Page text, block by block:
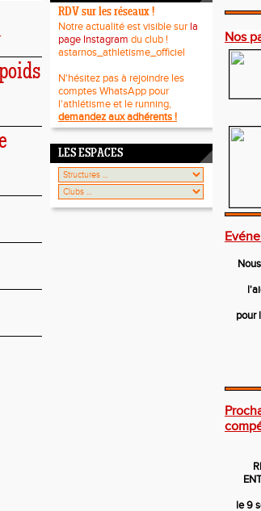
RDV sur les réseaux !
Notre actualité est visible sur la
page Instagram du club !
astarnos_athletisme_officiel
N'hésitez pas à rejoindre les
comptes WhatsApp pour
l'athlétisme et le running,
demandez aux adhérents !
LES ESPACES
Nos
pour
le 9